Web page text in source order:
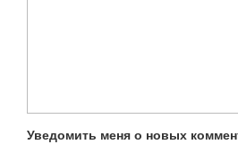
Уведомить меня о новых